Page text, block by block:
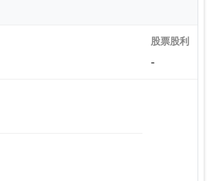
股票股利
-